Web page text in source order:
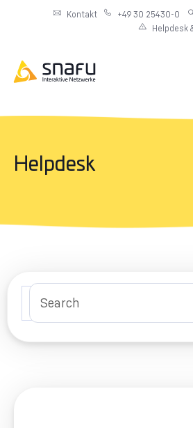
Kontakt +49 30 25430-0
Helpdesk
Produkte & Angebote
Helpdesk